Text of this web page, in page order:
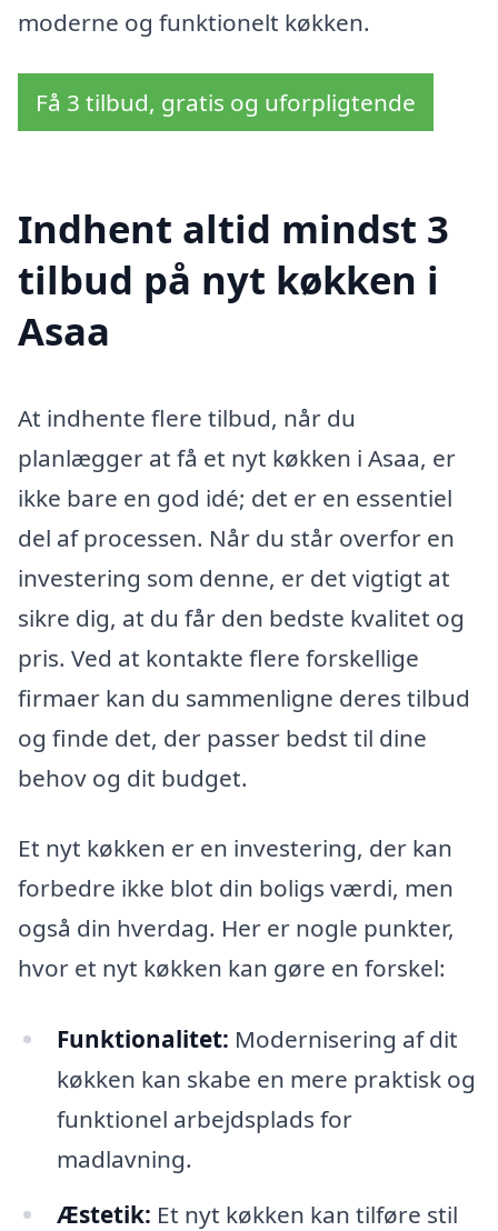
moderne og funktionelt køkken.
Få 3 tilbud, gratis og uforpligtende
Indhent altid mindst 3
tilbud på nyt køkken i
Asaa
At indhente flere tilbud, når du
planlægger at få et nyt køkken i Asaa, er
ikke bare en god idé; det er en essentiel
del af processen. Når du står overfor en
investering som denne, er det vigtigt at
sikre dig, at du får den bedste kvalitet og
pris. Ved at kontakte flere forskellige
firmaer kan du sammenligne deres tilbud
og finde det, der passer bedst til dine
behov og dit budget.
Et nyt køkken er en investering, der kan
forbedre ikke blot din boligs værdi, men
også din hverdag. Her er nogle punkter,
hvor et nyt køkken kan gøre en forskel:
Funktionalitet: Modernisering af dit
køkken kan skabe en mere praktisk og
funktionel arbejdsplads for
madlavning.
Æstetik: Et nyt køkken kan tilføre stil